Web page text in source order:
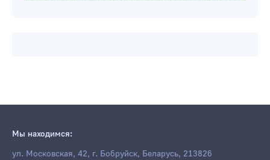
Мы находимся:
ул. Московская, 42, г. Бобруйск, Беларусь, 213826